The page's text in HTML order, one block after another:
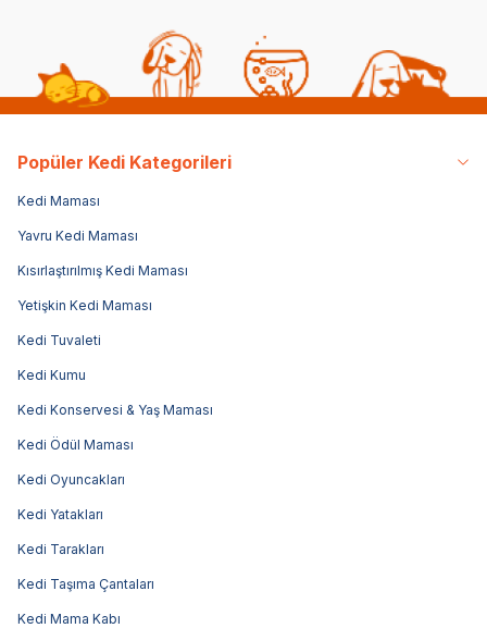
Popüler Kedi Kategorileri
Kedi Maması
Yavru Kedi Maması
Kısırlaştırılmış Kedi Maması
Yetişkin Kedi Maması
Kedi Tuvaleti
Kedi Kumu
Kedi Konservesi & Yaş Maması
Kedi Ödül Maması
Kedi Oyuncakları
Kedi Yatakları
Kedi Tarakları
Kedi Taşıma Çantaları
Kedi Mama Kabı